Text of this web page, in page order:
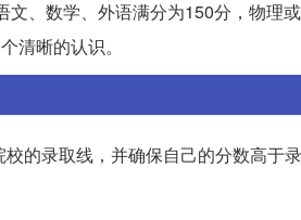
、数学、外语满分为150分，物理
清晰的认识。
的录取线，并确保自己的分数高于